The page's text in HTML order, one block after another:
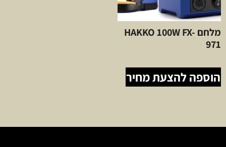
מלחם HAKKO 100W FX-
971
הוספה להצעת מחיר